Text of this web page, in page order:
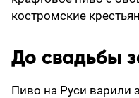
костромские
До свадьбы
Пиво на Руси варили